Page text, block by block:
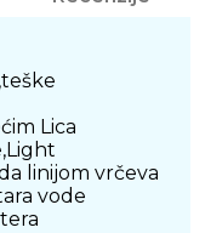
Lica
linijom vrčeva
vode